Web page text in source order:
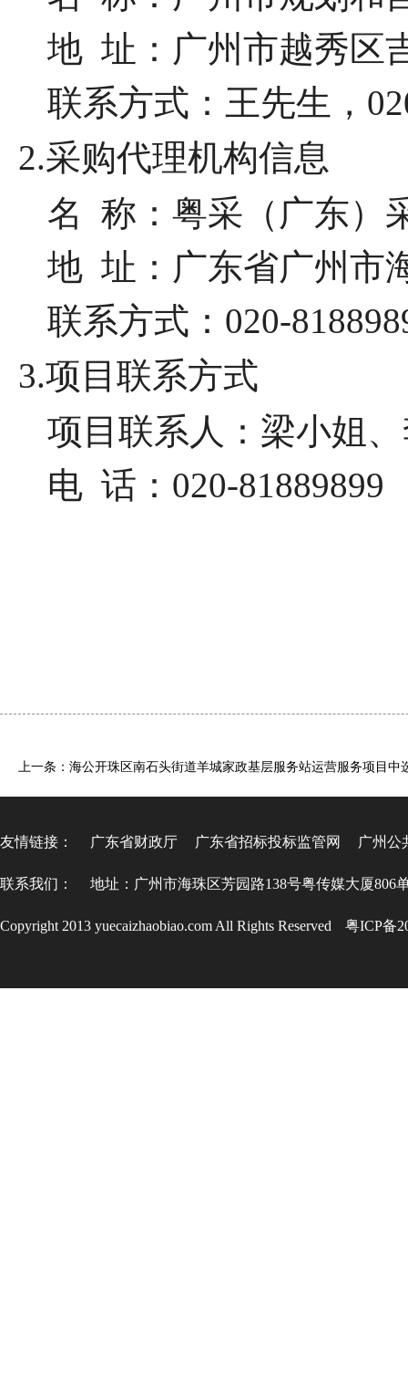
地 址：广州市越秀区
联系方式：王先生，
2.采购代理机构信息
名
称：粤采（广东）
地 址：广东省广州市
联系方式： 020-
3.项目联系方式
项目联系人：梁小姐
电 话：020-81889899
上一条：海公开珠区南石头街道羊城家政基层服务站运营服务项目中
友情链接： 广东省财政厅 广东省招标投标监管网 广州公
联系我们： 地址：广州市海珠区芳园路138号粤传媒大厦806
Copyright 2013 yuecaizhaobiao.com All Rights Reserved 粤ICP备